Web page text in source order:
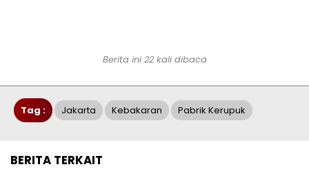
Berita ini 22 kali dibaca
Tag : Jakarta Kebakaran Pabrik Kerupuk
BERITA TERKAIT